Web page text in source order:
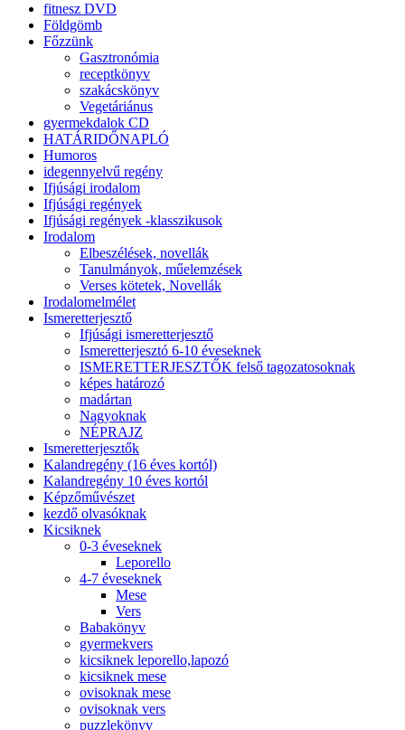
fitnesz DVD
Földgömb
Főzzünk
Gasztronómia
receptkönyv
szakácskönyv
Vegetáriánus
gyermekdalok CD
HATÁRIDŐNAPLÓ
Humoros
idegennyelvű regény
Ifjúsági irodalom
Ifjúsági regények
Ifjúsági regények -klasszikusok
Irodalom
Elbeszélések, novellák
Tanulmányok, műelemzések
Verses kötetek, Novellák
Irodalomelmélet
Ismeretterjesztő
Ifjúsági ismeretterjesztő
Ismeretterjesztó 6-10 éveseknek
ISMERETTERJESZTŐK felső tagozatosoknak
képes határozó
madártan
Nagyoknak
NÉPRAJZ
Ismeretterjesztők
Kalandregény (16 éves kortól)
Kalandregény 10 éves kortól
Képzőművészet
kezdő olvasóknak
Kicsiknek
0-3 éveseknek
Leporello
4-7 éveseknek
Mese
Vers
Babakönyv
gyermekvers
kicsiknek leporello,lapozó
kicsiknek mese
ovisoknak mese
ovisoknak vers
puzzlekönyv